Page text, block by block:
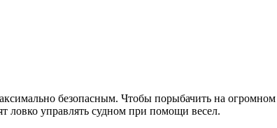
безопасным. Чтобы порыбачить на огромном
ловко управлять судном при помощи весел.